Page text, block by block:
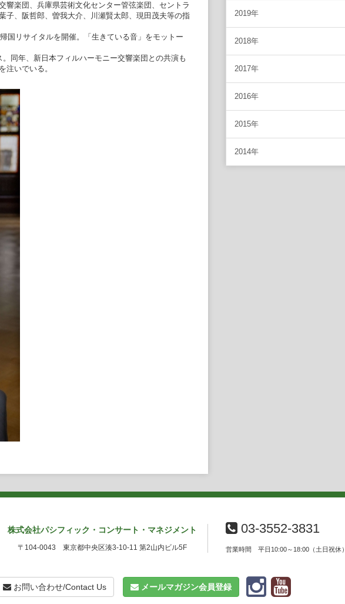
響楽団、兵庫県芸術文化センター管弦楽団、セントラ
子、阪哲郎、曽我大介、川瀬賢太郎、現田茂夫等の指
国リサイタルを開催。「生きている音」をモットー
同年、新日本フィルハーモニー交響楽団との共演も
注いでいる。
2019年
2018年
2017年
2016年
2015年
2014年
株式会社パシフィック・コンサート・マネジメント
〒104-0043 東京都中央区湊3-10-11 第2山内ビル5F
03-3552-3831
営業時間 平日10:00～18:00（土日祝休）
お問い合わせ/Contact Us メールマガジン会員登録